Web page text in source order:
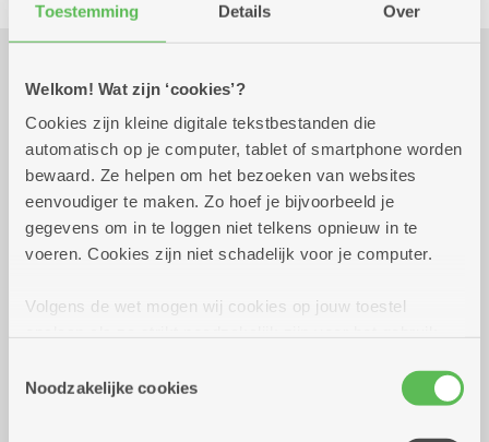
Toestemming Details Over
Welkom! Wat zijn ‘cookies’?
Cookies zijn kleine digitale tekstbestanden die
automatisch op je computer, tablet of smartphone worden
bewaard. Ze helpen om het bezoeken van websites
eenvoudiger te maken. Zo hoef je bijvoorbeeld je
gegevens om in te loggen niet telkens opnieuw in te
voeren. Cookies zijn niet schadelijk voor je computer.
Volgens de wet mogen wij cookies op jouw toestel
cookies hebben we jouw toestemming nodig. Sommige
cookies worden geplaatst door derde partijen die een
Noodzakelijke cookies
Praktisch
vrijdag 10 januari 2025 -
donderdag 31 december 2026
14.00 uur tot
16.00 uur
gratis
Reserveer vervoer
Louis Paul Boonstraat 21